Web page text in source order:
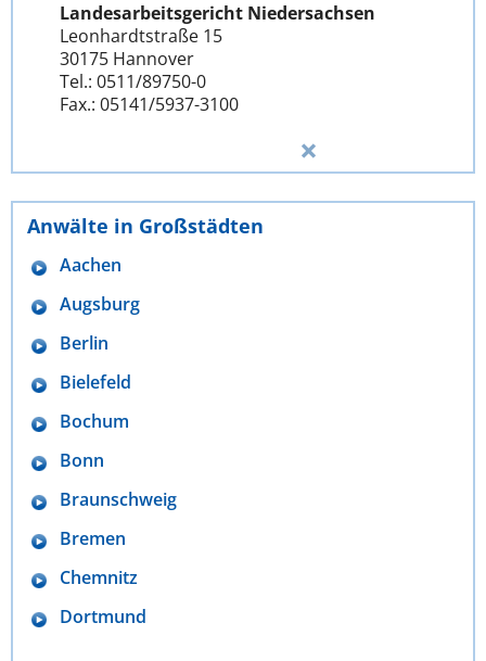
Landesarbeitsgericht Niedersachsen
Leonhardtstraße 15
30175 Hannover
Tel.: 0511/89750-0
Fax.: 05141/5937-3100
Anwälte in Großstädten
Aachen
Augsburg
Berlin
Bielefeld
Bochum
Bonn
Braunschweig
Bremen
Chemnitz
Dortmund